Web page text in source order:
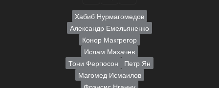
Хабиб Нурмагомедов
Александр Емельяненко
Конор Макгрегор
Ислам Махачев
Тони Фергюсон
Петр Ян
Магомед Исмаилов